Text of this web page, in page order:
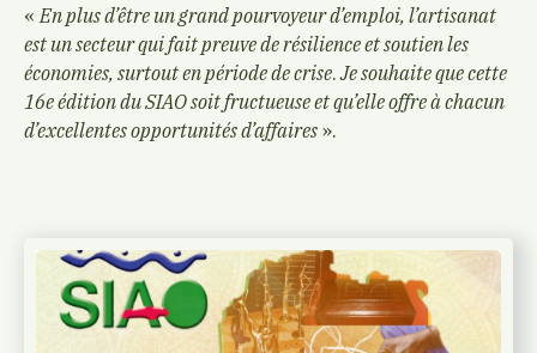
« En plus d’être un grand pourvoyeur d’emploi, l’artisanat
est un secteur qui fait preuve de résilience et soutien les
économies, surtout en période de crise.Je souhaite que cette
16e édition du SIAO soit fructueuse et qu’elle offre à chacun
d’excellentes opportunités d’affaires».